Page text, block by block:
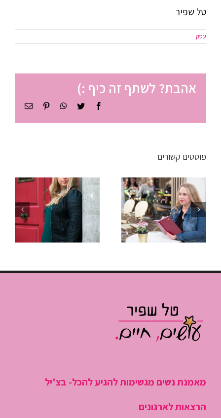
טל שפיר
עסק
אהבת? לשתף זה כיף :)
Facebook
Twitter
WhatsApp
Pinterestכתובת
פוסטים קשורים
שהתארכה?
איך לנהל
פגישות שלא
יום עבודה
לסטודנטים
– איך
להפסיק
“לכבות
שריפות”
היום
מאמנת נשים מגשימות להגיע להכל- בצ'יל
הרצאות לארגונים